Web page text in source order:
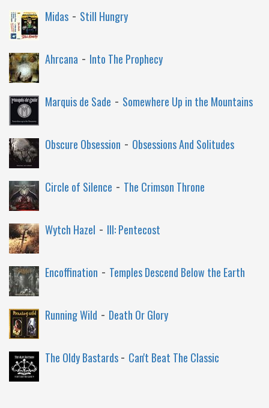
Midas - Still Hungry
Ahrcana - Into The Prophecy
Marquis de Sade - Somewhere Up in the Mountains
Obscure Obsession - Obsessions And Solitudes
Circle of Silence - The Crimson Throne
Wytch Hazel - III: Pentecost
Encoffination - Temples Descend Below the Earth
Running Wild - Death Or Glory
The Oldy Bastards- Can't Beat The Classic